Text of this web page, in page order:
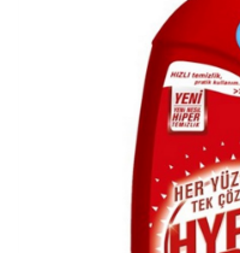
Bu Ürünü Paylaşın